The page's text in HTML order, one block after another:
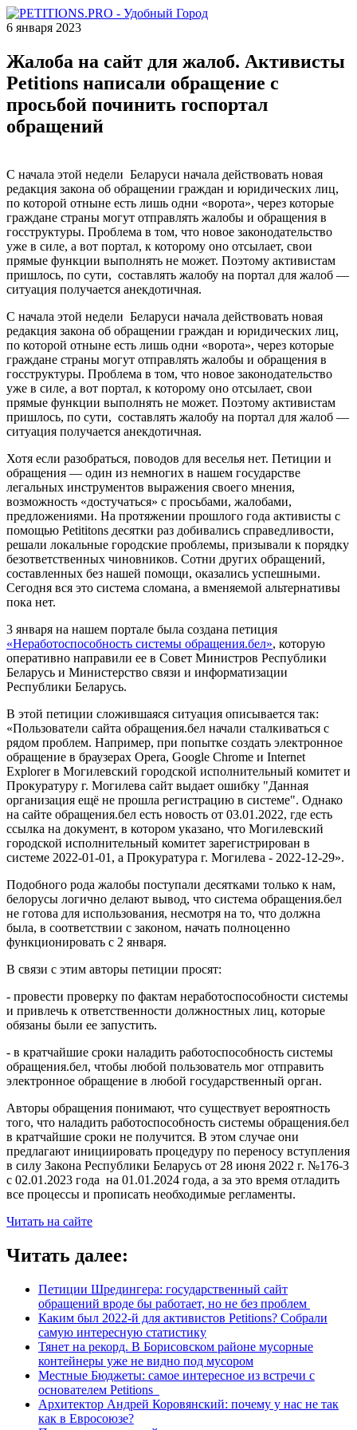
6 января 2023
Жалоба на сайт для жалоб. Активисты
Petitions написали обращение с
просьбой починить госпортал
обращений
С начала этой недели Беларуси начала действовать новая
редакция закона об обращении граждан и юридических лиц,
по которой отныне есть лишь одни «ворота», через которые
граждане страны могут отправлять жалобы и обращения в
госструктуры. Проблема в том, что новое законодательство
уже в силе, а вот портал, к которому оно отсылает, свои
прямые функции выполнять не может. Поэтому активистам
пришлось, по сути, составлять жалобу на портал для жалоб —
ситуация получается анекдотичная.
С начала этой недели Беларуси начала действовать новая
редакция закона об обращении граждан и юридических лиц,
по которой отныне есть лишь одни «ворота», через которые
граждане страны могут отправлять жалобы и обращения в
госструктуры. Проблема в том, что новое законодательство
уже в силе, а вот портал, к которому оно отсылает, свои
прямые функции выполнять не может. Поэтому активистам
пришлось, по сути, составлять жалобу на портал для жалоб —
ситуация получается анекдотичная.
Хотя если разобраться, поводов для веселья нет. Петиции и
обращения — один из немногих в нашем государстве
легальных инструментов выражения своего мнения,
возможность «достучаться» с просьбами, жалобами,
предложениями. На протяжении прошлого года активисты с
помощью Petititons десятки раз добивались справедливости,
решали локальные городские проблемы, призывали к порядку
безответственных чиновников. Сотни других обращений,
составленных без нашей помощи, оказались успешными.
Сегодня вся это система сломана, а вменяемой альтернативы
пока нет.
3 января на нашем портале была создана петиция
«Неработоспособность системы обращения.бел», которую
оперативно направили ее в Совет Министров Республики
Беларусь и Министерство связи и информатизации
Республики Беларусь.
В этой петиции сложившаяся ситуация описывается так:
«Пользователи сайта обращения.бел начали сталкиваться с
рядом проблем. Например, при попытке создать электронное
обращение в браузерах Opera, Google Chrome и Internet
Explorer в Могилевский городской исполнительный комитет и
Прокуратуру г. Могилева сайт выдает ошибку "Данная
организация ещё не прошла регистрацию в системе". Однако
на сайте обращения.бел есть новость от 03.01.2022, где есть
ссылка на документ, в котором указано, что Могилевский
городской исполнительный комитет зарегистрирован в
системе 2022-01-01, а Прокуратура г. Могилева - 2022-12-29».
Подобного рода жалобы поступали десятками только к нам,
белорусы логично делают вывод, что система обращения.бел
не готова для использования, несмотря на то, что должна
была, в соответствии с законом, начать полноценно
функционировать с 2 января.
В связи с этим авторы петиции просят:
- провести проверку по фактам неработоспособности системы
и привлечь к ответственности должностных лиц, которые
обязаны были ее запустить.
- в кратчайшие сроки наладить работоспособность системы
обращения.бел, чтобы любой пользователь мог отправить
электронное обращение в любой государственный орган.
Авторы обращения понимают, что существует вероятность
того, что наладить работоспособность системы обращения.бел
в кратчайшие сроки не получится. В этом случае они
предлагают инициировать процедуру по переносу вступления
в силу Закона Республики Беларусь от 28 июня 2022 г. №176-3
с 02.01.2023 года на 01.01.2024 года, а за это время отладить
все процессы и прописать необходимые регламенты.
Читать на сайте
Читать далее:
Петиции Шредингера: государственный сайт
обращений вроде бы работает, но не без проблем
Каким был 2022-й для активистов Petitions? Собрали
самую интересную статистику
Тянет на рекорд. В Борисовском районе мусорные
контейнеры уже не видно под мусором
Местные Бюджеты: самое интересное из встречи с
основателем Petitions
Архитектор Андрей Коровянский: почему у нас не так
как в Евросоюзе?